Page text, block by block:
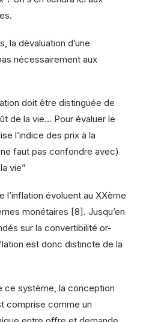
la dévaluation d’une
nécessairement aux
doit être distinguée de
de la vie… Pour évaluer le
l’indice des prix à la
faut pas confondre avec)
vie”
l’inflation évoluent au XXème
monétaires [8]. Jusqu’en
sur la convertibilité or-
est donc distincte de la
ce système, la conception
comprise comme un